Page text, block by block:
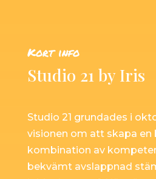
Kort info
Studio 21 by Iris
Studio 21 grundades i
visionen om att skapa en
kombination av
bekvämt avslappnad